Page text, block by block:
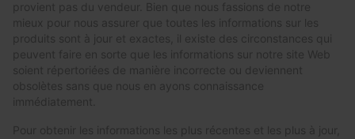
provient pas du vendeur. Bien que nous fassions de notre
mieux pour nous assurer que toutes les informations sur les
produits sont à jour et exactes, il existe des circonstances qui
peuvent faire en sorte que les informations sur notre site Web
soient répertoriées de manière incorrecte ou deviennent
obsolètes sans que nous en ayons connaissance
immédiatement.
Pour obtenir les informations les plus récentes et les plus à jour,